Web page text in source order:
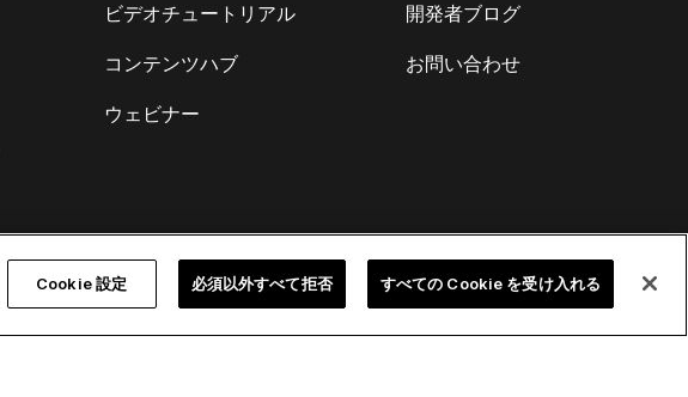
ビデオチュートリアル
コンテンツハブ
ウェビナー
開発者ブログ
お問い合わせ
Cookie 設定 必須以外すべて拒否 すべての Cookie を受け入れる